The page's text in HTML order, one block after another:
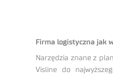
Firma logistyczna jak
Narzędzia znane z
Visline do